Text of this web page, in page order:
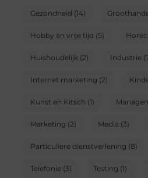
Gezondheid (14)
Hobby en vrije tijd (5)
Huishoudelijk (2) Industrie
Internet marketing (2)
Kunst en Kitsch (1)
Marketing (2) Media (3)
Particuliere dienstverlening (8)
Telefonie(3) Testing (1)